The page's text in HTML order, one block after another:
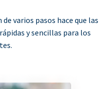
varios pasos hace que las
y sencillas para los